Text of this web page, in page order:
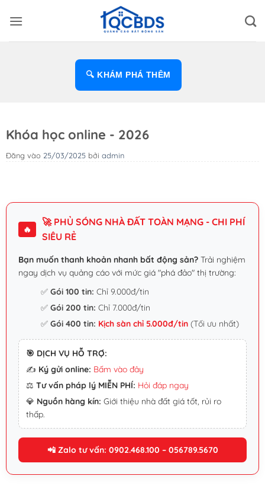
qua
🔍 KHÁM PHÁ THÊM
Khóa học online - 2026
Đăng vào 25/03/2025 bởi admin
🔥
🚀 PHỦ SÓNG NHÀ ĐẤT TOÀN MẠNG - CHI PHÍ
SIÊU RẺ
Bạn muốn thanh khoản nhanh bất động sản? Trải nghiệm
ngay dịch vụ quảng cáo với mức giá "phá đảo" thị trường:
✅Gói 100 tin: Chỉ 9.000đ/tin
✅Gói 200 tin: Chỉ 7.000đ/tin
✅Gói 400 tin: Kịch sàn chỉ 5.000đ/tin (Tối ưu nhất)
🎯 DỊCH VỤ HỖ TRỢ:
✍️ Ký gửi online: Bấm vào đây
⚖️ Tư vấn pháp lý MIỄN PHÍ: Hỏi đáp ngay
💎 Nguồn hàng kín: Giới thiệu nhà đất giá tốt, rủi ro
thấp.
📲 Zalo tư vấn: 0902.468.100 – 056789.5670